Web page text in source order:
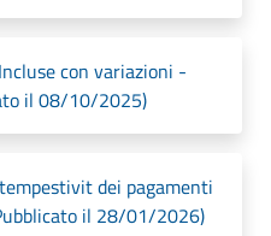
con variazioni -
il 08/10/2025)
dei pagamenti
il 28/01/2026)